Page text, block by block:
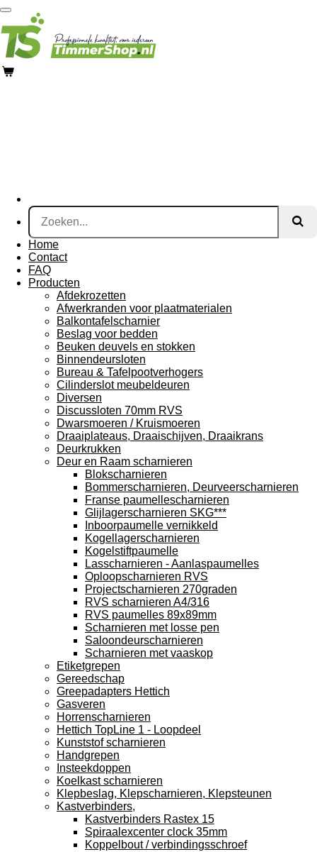
Ga
direct
naar
de
Home
Contact
FAQ
Producten
Afdekrozetten
Afwerkranden voor plaatmaterialen
Balkontafelscharnier
Beslag voor bedden
Beuken deuvels en stokken
Binnendeursloten
Bureau & Tafelpootverhogers
Cilinderslot meubeldeuren
Diversen
Discussloten 70mm RVS
Dwarsmoeren / Kruismoeren
Draaiplateaus, Draaischijven, Draaikrans
Deurkrukken
Deur en Raam scharnieren
Blokscharnieren
Bommerscharnieren, Deurveerscharnieren
Franse paumellescharnieren
Glijlagerscharnieren SKG***
Inboorpaumelle vernikkeld
Kogellagerscharnieren
Kogelstiftpaumelle
Lasscharnieren - Aanlaspaumelles
Oploopscharnieren RVS
Projectscharnieren 270graden
RVS scharnieren A4/316
RVS paumelles 89x89mm
Scharnieren met losse pen
Saloondeurscharnieren
Scharnieren met vaaskop
Etiketgrepen
Gereedschap
Greepadapters Hettich
Gasveren
Horrenscharnieren
Hettich TopLine 1 - Loopdeel
Kunststof scharnieren
Handgrepen
Insteekdoppen
Koelkast scharnieren
Klepbeslag, Klepscharnieren, Klepsteunen
Kastverbinders,
Kastverbinders Rastex 15
Spiraalexcenter clock 35mm
Koppelbout / verbindingsschroef